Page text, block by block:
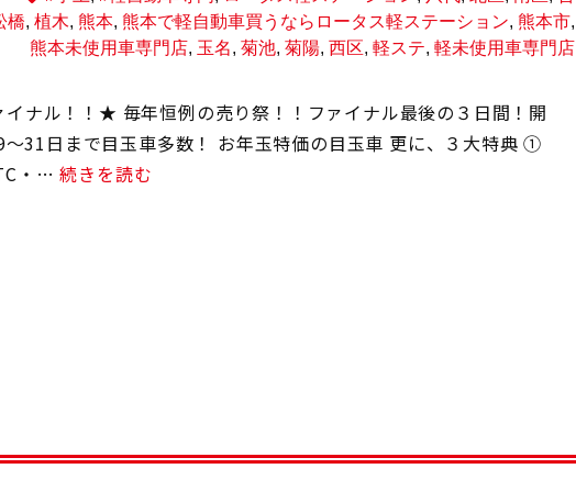
橋,植木,熊本,熊本で軽自動車買うならロータス軽ステーション,熊本市,
熊本未使用車専門店, 玉名,菊池,菊陽,西区,軽ステ,軽未使用車専門店
ナル！！★ 毎年恒例の売り祭！！ファイナル最後の３日間！開
31日まで目玉車多数！ お年玉特価の目玉車 更に、３大特典 ①
・…続きを読む